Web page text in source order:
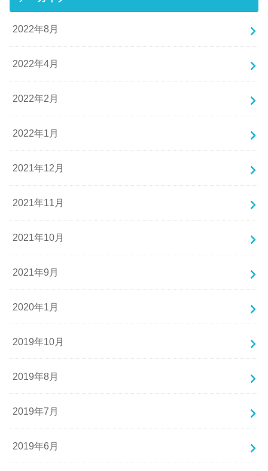
2022年8月
2022年4月
2022年2月
2022年1月
2021年12月
2021年11月
2021年10月
2021年9月
2020年1月
2019年10月
2019年8月
2019年7月
2019年6月